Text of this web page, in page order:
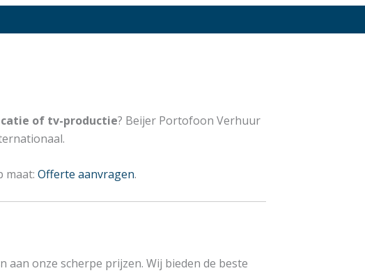
of tv-productie? Beijer Portofoon Verhuur
maat: Offerte aanvragen.
onze scherpe prijzen. Wij bieden de beste